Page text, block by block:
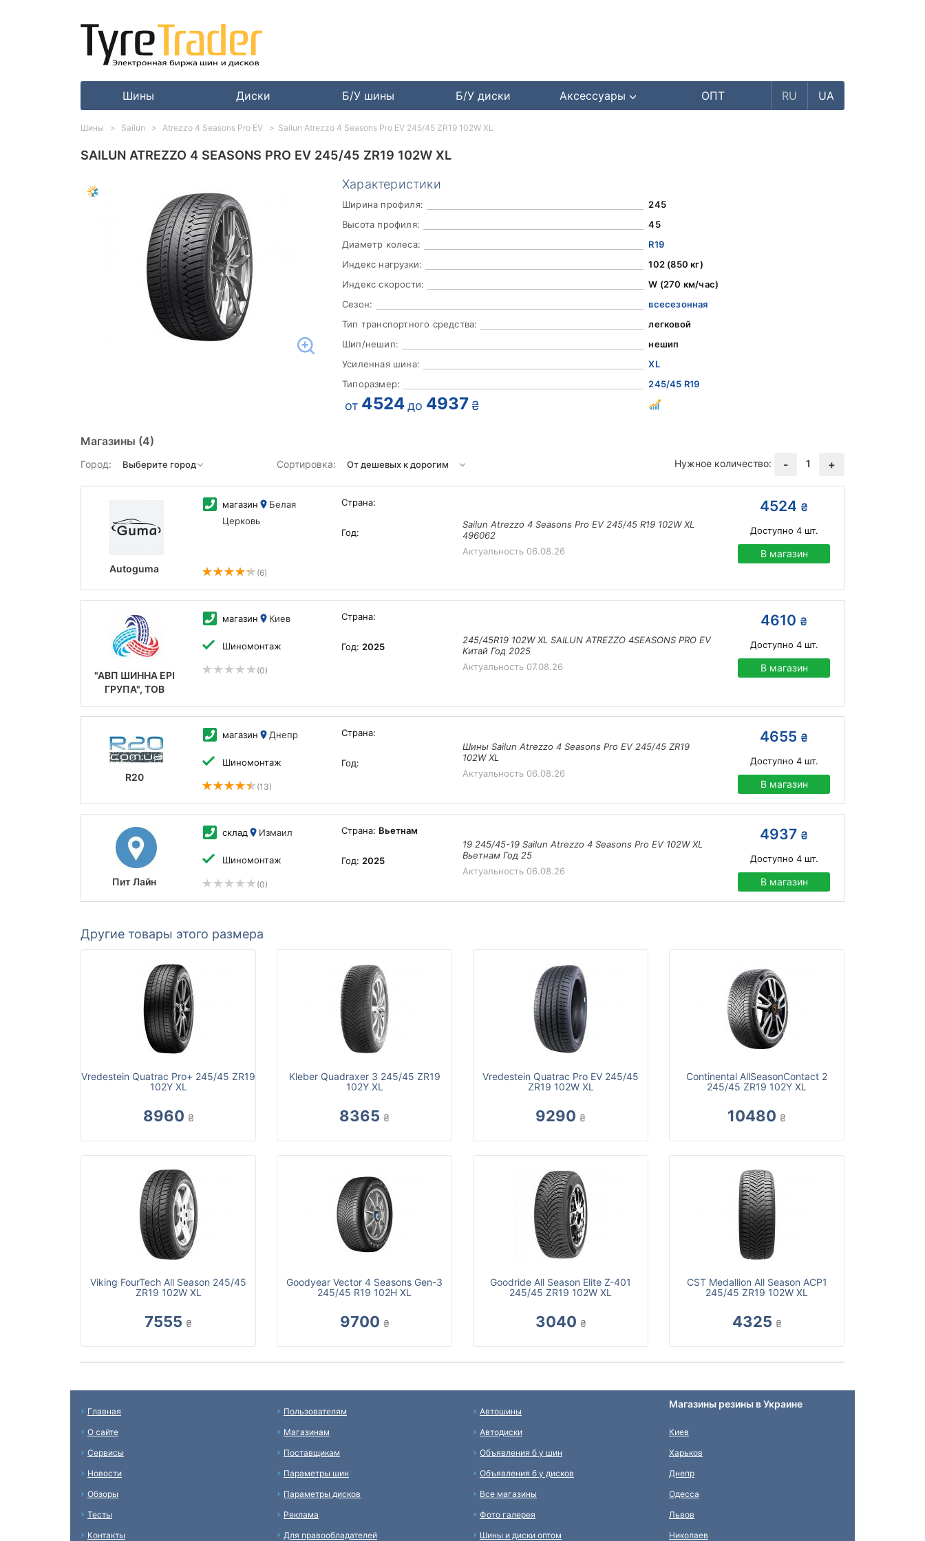
Шины Диски Б/У шины Б/У диски Аксессуары ОПТ RU UA
SAILUN ATREZZO 4 SEASONS PRO EV 245/45 ZR19 102W XL
Характеристики
Ширина профиля:
245
Высота профиля:
45
Диаметр колеса:
R19
Индекс нагрузки:
102 (850 кг)
Индекс скорости:
W (270 км/час)
Сезон:
всесезонная
Тип транспортного средства:
легковой
Шип/нешип:
нешип
Усиленная шина:
XL
Типоразмер:
245/45 R19
от 4524 до 4937 ₴
Магазины (4)
Город: Сортировка: Нужное количество: - 1 +
Autoguma
магазин
Белая
Церковь
(6)
Страна:
Год:
Sailun Atrezzo 4 Seasons Pro EV 245/45 R19 102W XL
496062
Актуальность 06.08.26
4524 ₴
Доступно 4шт.
В магазин
"АВП ШИННА ЕРІ
ГРУПА", ТОВ
магазин Киев
Шиномонтаж
(0)
Страна:
Год: 2025
245/45R19 102W XL SAILUN ATREZZO 4SEASONS PRO EV
Китай Год 2025
Актуальность 07.08.26
4610 ₴
Доступно 4шт.
В магазин
R20
магазин Днепр
Шиномонтаж
(13)
Страна:
Год:
Шины Sailun Atrezzo 4 Seasons Pro EV 245/45 ZR19
102W XL
Актуальность 06.08.26
4655 ₴
Доступно 4шт.
В магазин
Пит Лайн
склад Измаил
Шиномонтаж
(0)
Страна: Вьетнам
Год: 2025
19 245/45-19 Sailun Atrezzo 4 Seasons Pro EV 102W XL
Вьетнам Год 25
Актуальность 06.08.26
4937 ₴
Доступно 4шт.
В магазин
Другие товары этого размера
Vredestein Quatrac Pro+ 245/45 ZR19
102Y XL
8960 ₴
Kleber Quadraxer 3 245/45 ZR19
102Y XL
8365 ₴
Vredestein Quatrac Pro EV 245/45
ZR19 102W XL
9290 ₴
Continental AllSeasonContact 2
245/45 ZR19 102Y XL
10480 ₴
Viking FourTech All Season 245/45
ZR19 102W XL
7555 ₴
Goodyear Vector 4 Seasons Gen-3
245/45 R19 102H XL
9700 ₴
Goodride All Season Elite Z-401
245/45 ZR19 102W XL
3040 ₴
CST Medallion All Season ACP1
245/45 ZR19 102W XL
4325 ₴
Шины Sailun Atrezzo 4 Seasons Pro EV Sailun Atrezzo 4 Seasons Pro EV 245/45 ZR19 102W XL
Главная
О сайте
Сервисы
Новости
Обзоры
Тесты
Контакты
Пользователям
Магазинам
Поставщикам
Параметры шин
Параметры дисков
Реклама
Для правообладателей
Автошины
Автодиски
Объявления б у шин
Объявления б у дисков
Все магазины
Фото галерея
Шины и диски оптом
Магазины резины в Украине
Киев
Харьков
Днепр
Одесса
Львов
Николаев